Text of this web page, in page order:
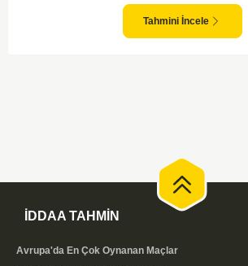
karşılaşmalara tanık olabiliyoruz. Taraftar desteğini
sahasında etkili performans sergileyen Valerenga,
gol bulmakta zorlanmayabilir. Aynı şekilde, Bodo/
Tahmini İncele
İDDAA TAHMİN
Avrupa'da En Çok Oynanan Maçlar